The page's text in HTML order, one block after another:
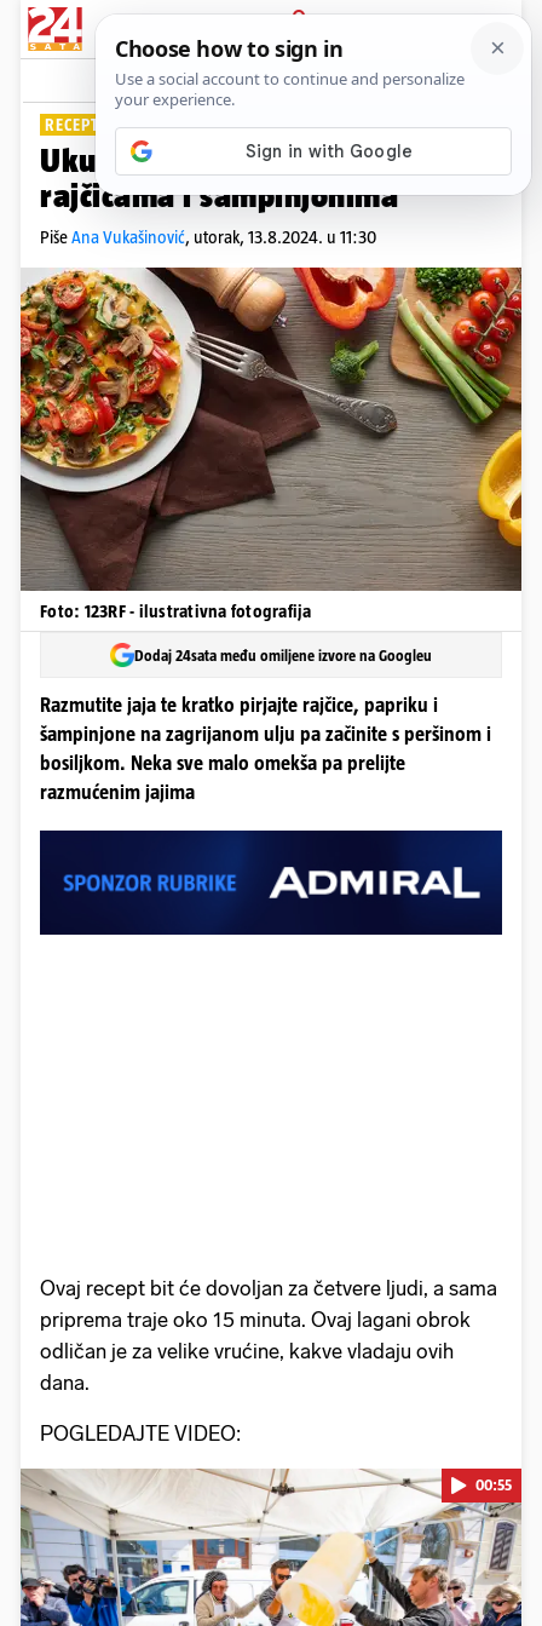
PRIJAVA
Lifestyle Komentari
RECEPT DANA
Ukusno i lagano: Ljetni omlet s
rajčicama i šampinjonima
PišeAna Vukašinović, utorak, 13.8.2024. u 11:30
Foto: 123RF - ilustrativna fotografija
Dodaj 24sata među omiljene izvore na Googleu
Razmutite jaja te kratko pirjajte rajčice, papriku i
šampinjone na zagrijanom ulju pa začinite s peršinom i
bosiljkom. Neka sve malo omekša pa prelijte
razmućenim jajima
Ovaj recept bit će dovoljan za četvere ljudi, a sama
priprema traje oko 15 minuta. Ovaj lagani obrok
odličan je za velike vrućine, kakve vladaju ovih
dana.
POGLEDAJTE VIDEO:
00:55